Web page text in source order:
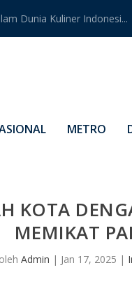
Dunia Kuliner Indonesi...
METRO
KOTA
MEMIKAT
Admin | Jan 17, 2025 |